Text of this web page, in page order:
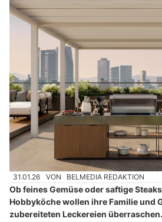
31.01.26 VON BELMEDIA REDAKTION
Ob feines Gemüse oder saftige
Hobbyköche wollen ihre Familie und
zubereiteten Leckereien überraschen.